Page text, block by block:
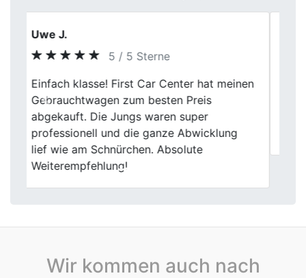
Nadine M.
5 / 5 Sterne
Der Autoverkauf bei First Car Center war
ein echter Glücksgriff. Sie haben meinen
Unfallwagen in Kamen professionell
bewertet und problemlos abgeholt.
Previous
Wir kommen auch nach
Autoankauf in Baden-Württemberg